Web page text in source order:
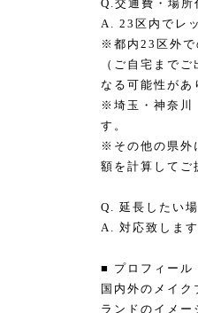
Q.交通費・場所
A. 23区内でレ
※都内23区外で
（ご自宅まで
なる可能性があ
※埼玉・神奈川
す。
※その他の県外
額を計算してご
Q. 延長したい
A. 対応致しま
■ プロフィール
国内外のメイ
ランドのイメー